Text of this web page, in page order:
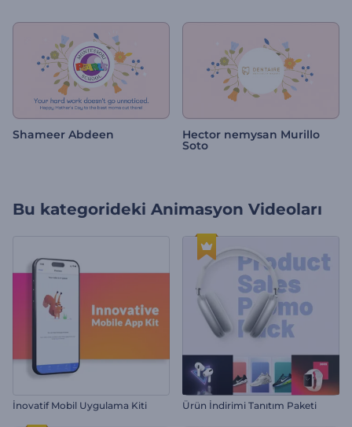
Shameer Abdeen Hector nemysan Murillo
Soto
Bu kategorideki Animasyon Videoları
İnovatif Mobil Uygulama Kiti Ürün İndirimi Tanıtım Paketi